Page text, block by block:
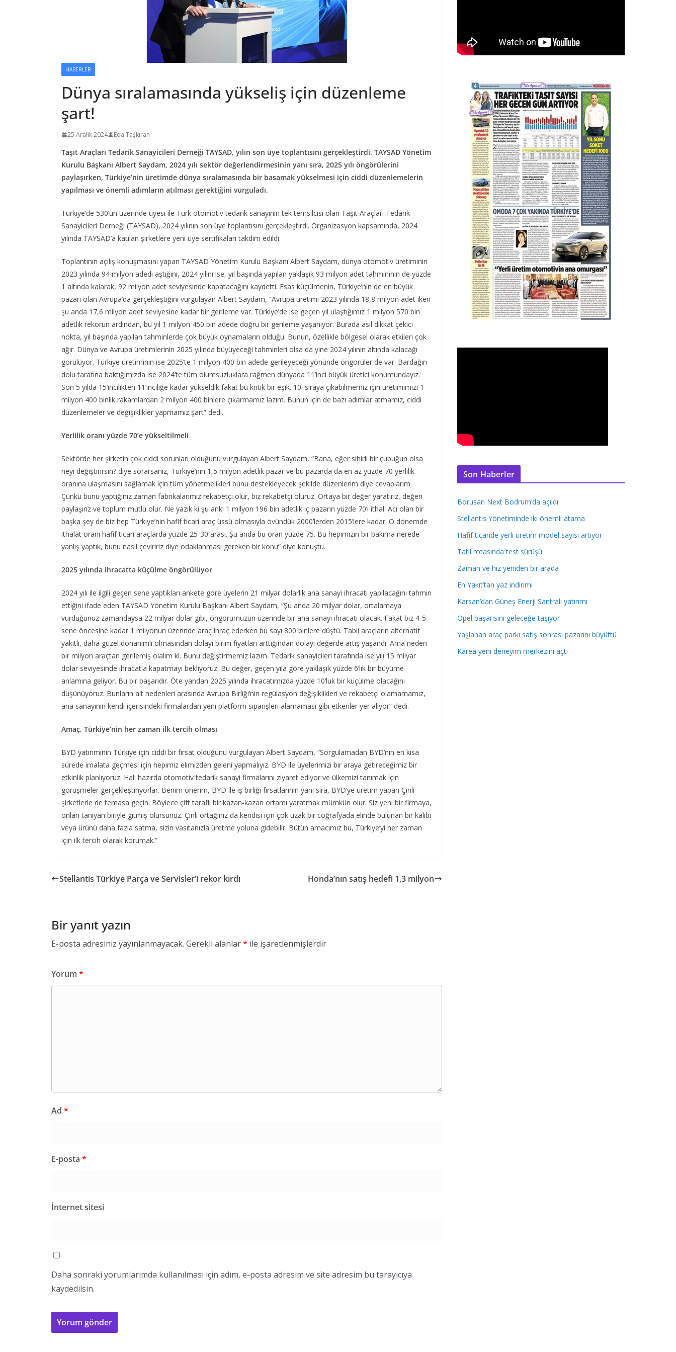
HABERLER
Dünya sıralamasında yükseliş için düzenleme
şart!
25 Aralık 2024 Eda Taşkıran
Taşıt Araçları Tedarik Sanayicileri Derneği TAYSAD, yılın son üye toplantısını gerçekleştirdi. TAYSAD Yönetim
Kurulu Başkanı Albert Saydam, 2024 yılı sektör değerlendirmesinin yanı sıra, 2025 yılı öngörülerini
paylaşırken, Türkiye’nin üretimde dünya sıralamasında bir basamak yükselmesi için ciddi düzenlemelerin
yapılması ve önemli adımların atılması gerektiğini vurguladı.
Türkiye’de 530’un üzerinde üyesi ile Türk otomotiv tedarik sanayinin tek temsilcisi olan Taşıt Araçları Tedarik
Sanayicileri Derneği (TAYSAD), 2024 yılının son üye toplantısını gerçekleştirdi. Organizasyon kapsamında, 2024
yılında TAYSAD’a katılan şirketlere yeni üye sertifikaları takdim edildi.
Toplantının açılış konuşmasını yapan TAYSAD Yönetim Kurulu Başkanı Albert Saydam, dünya otomotiv üretiminin
2023 yılında 94 milyon adedi aştığını, 2024 yılını ise, yıl başında yapılan yaklaşık 93 milyon adet tahmininin de yüzde
1 altında kalarak, 92 milyon adet seviyesinde kapatacağını kaydetti. Esas küçülmenin, Türkiye’nin de en büyük
pazarı olan Avrupa’da gerçekleştiğini vurgulayan Albert Saydam, “Avrupa üretimi 2023 yılında 18,8 milyon adet iken
şu anda 17,6 milyon adet seviyesine kadar bir gerileme var. Türkiye’de ise geçen yıl ulaştığımız 1 milyon 570 bin
adetlik rekorun ardından, bu yıl 1 milyon 450 bin adede doğru bir gerileme yaşanıyor. Burada asıl dikkat çekici
nokta, yıl başında yapılan tahminlerde çok büyük oynamaların olduğu. Bunun, özellikle bölgesel olarak etkileri çok
ağır. Dünya ve Avrupa üretimlerinin 2025 yılında büyüyeceği tahminleri olsa da yine 2024 yılının altında kalacağı
görülüyor. Türkiye üretiminin ise 2025’te 1 milyon 400 bin adede gerileyeceği yönünde öngörüler de var. Bardağın
dolu tarafına baktığımızda ise 2024’te tüm olumsuzluklara rağmen dünyada 11’inci büyük üretici konumundayız.
Son 5 yılda 15’incilikten 11’inciliğe kadar yükseldik fakat bu kritik bir eşik. 10. sıraya çıkabilmemiz için üretimimizi 1
milyon 400 binlik rakamlardan 2 milyon 400 binlere çıkarmamız lazım. Bunun için de bazı adımlar atmamız, ciddi
düzenlemeler ve değişiklikler yapmamız şart” dedi.
Yerlilik oranı yüzde 70’e yükseltilmeli
Sektörde her şirketin çok ciddi sorunları olduğunu vurgulayan Albert Saydam, “Bana, eğer sihirli bir çubuğun olsa
neyi değiştirirsin? diye sorarsanız, Türkiye’nin 1,5 milyon adetlik pazar ve bu pazarda da en az yüzde 70 yerlilik
oranına ulaşmasını sağlamak için tüm yönetmelikleri bunu destekleyecek şekilde düzenlerim diye cevaplarım.
Çünkü bunu yaptığınız zaman fabrikalarımız rekabetçi olur, biz rekabetçi oluruz. Ortaya bir değer yaratırız, değeri
paylaşırız ve toplum mutlu olur. Ne yazık ki şu anki 1 milyon 196 bin adetlik iç pazarın yüzde 70’i ithal. Acı olan bir
başka şey de biz hep Türkiye’nin hafif ticari araç üssü olmasıyla övündük 2000’lerden 2015’lere kadar. O dönemde
ithalat oranı hafif ticari araçlarda yüzde 25-30 arası. Şu anda bu oran yüzde 75. Bu hepimizin bir bakıma nerede
yanlış yaptık, bunu nasıl çeviririz diye odaklanması gereken bir konu” diye konuştu.
2025 yılında ihracatta küçülme öngörülüyor
2024 yılı ile ilgili geçen sene yaptıkları ankete göre üyelerin 21 milyar dolarlık ana sanayi ihracatı yapılacağını tahmin
ettiğini ifade eden TAYSAD Yönetim Kurulu Başkanı Albert Saydam, “Şu anda 20 milyar dolar, ortalamaya
vurduğunuz zamandaysa 22 milyar dolar gibi, öngörümüzün üzerinde bir ana sanayi ihracatı olacak. Fakat biz 4-5
sene öncesine kadar 1 milyonun üzerinde araç ihraç ederken bu sayı 800 binlere düştü. Tabii araçların alternatif
yakıtlı, daha güzel donanımlı olmasından dolayı birim fiyatları arttığından dolayı değerde artış yaşandı. Ama neden
bir milyon araçtan gerilemiş olalım ki. Bunu değiştirmemiz lazım. Tedarik sanayicileri tarafında ise yılı 15 milyar
dolar seviyesinde ihracatla kapatmayı bekliyoruz. Bu değer, geçen yıla göre yaklaşık yüzde 6’lık bir büyüme
anlamına geliyor. Bu bir başarıdır. Öte yandan 2025 yılında ihracatımızda yüzde 10’luk bir küçülme olacağını
düşünüyoruz. Bunların alt nedenleri arasında Avrupa Birliği’nin regülasyon değişiklikleri ve rekabetçi olamamamız,
ana sanayinin kendi içerisindeki firmalardan yeni platform siparişleri alamaması gibi etkenler yer alıyor” dedi.
Amaç, Türkiye’nin her zaman ilk tercih olması
BYD yatırımının Türkiye için ciddi bir fırsat olduğunu vurgulayan Albert Saydam, “Sorgulamadan BYD’nin en kısa
sürede imalata geçmesi için hepimiz elimizden geleni yapmalıyız. BYD ile üyelerimizi bir araya getireceğimiz bir
etkinlik planlıyoruz. Hali hazırda otomotiv tedarik sanayi firmalarını ziyaret ediyor ve ülkemizi tanımak için
görüşmeler gerçekleştiriyorlar. Benim önerim, BYD ile iş birliği fırsatlarının yanı sıra, BYD’ye üretim yapan Çinli
şirketlerle de temasa geçin. Böylece çift taraflı bir kazan-kazan ortamı yaratmak mümkün olur. Siz yeni bir firmaya,
onları tanıyan biriyle gitmiş olursunuz. Çinli ortağınız da kendisi için çok uzak bir coğrafyada elinde bulunan bir kalıbı
veya ürünü daha fazla satma, sizin vasıtanızla üretme yoluna gidebilir. Bütün amacımız bu, Türkiye’yi her zaman
için ilk tercih olarak korumak.”
Stellantis Türkiye Parça ve Servisler’i rekor kırdı Honda’nın satış hedefi 1,3 milyon
Bir yanıt yazın
E-posta adresiniz yayınlanmayacak. Gerekli alanlar* ile işaretlenmişlerdir
Yorum *
Ad *
E-posta *
İnternet sitesi
Daha sonraki yorumlarımda kullanılması için adım, e-posta adresim ve site adresim bu tarayıcıya
kaydedilsin.
Son Haberler
Borusan Next Bodrum’da açıldı
Stellantis Yönetiminde iki önemli atama
Hafif ticaride yerli üretim model sayısı artıyor
Tatil rotasında test sürüşü
Zaman ve hız yeniden bir arada
En Yakıt’tan yaz indirimi
Karsan’dan Güneş Enerji Santrali yatırımı
Opel başarısını geleceğe taşıyor
Yaşlanan araç parkı satış sonrası pazarını büyüttü
Karea yeni deneyim merkezini açtı